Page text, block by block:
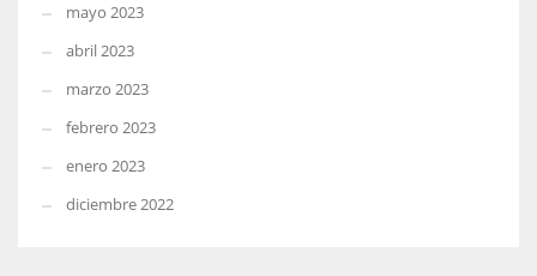
mayo 2023
abril 2023
marzo 2023
febrero 2023
enero 2023
diciembre 2022